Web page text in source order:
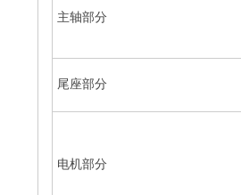
主轴部分
尾座部分
电机部分